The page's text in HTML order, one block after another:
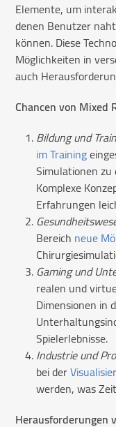
Elemente, um
denen Benutzer
können. Diese
Möglichkeiten in
auch
Chancen von Mixed
Bildung und
im Training
Simulationen
Komplexe
Erfahrungen
Bereich neue
Gaming und
realen und
Dimensionen in
Spielerlebnisse.
Industrie und
bei der
werden, was
Herausforderungen